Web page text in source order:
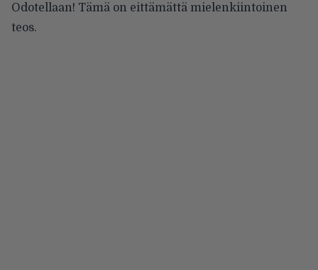
Odotellaan! Tämä on eittämättä mielenkiintoinen
teos.